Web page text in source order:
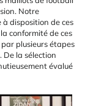
Notre
disposition de ces
conformité de ces
plusieurs étapes
De la sélection
évalué